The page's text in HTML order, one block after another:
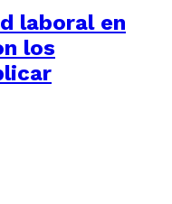
laboral en
los